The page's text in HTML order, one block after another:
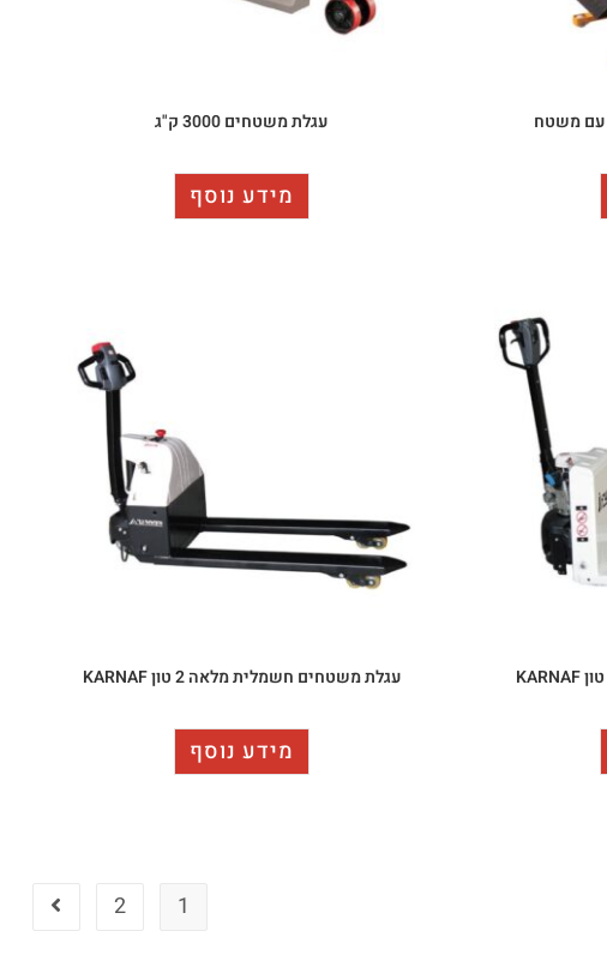
עגלת משטחים 3000 ק"ג
מידע נוסף
עגלת משטחים חשמלית מלאה 2 טון KARNAF
מידע נוסף
1
2